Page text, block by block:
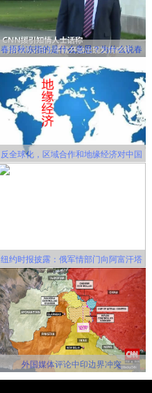
春捂秋冻指的是什么意思？为什么说春
杂病
反全球化，区域合作和地缘经济对中国
纽约时报披露：俄军情部门向阿富汗塔
利班关联组织秘密提供赏金，鼓励他们
击杀美军
外国媒体评论中印边界冲突